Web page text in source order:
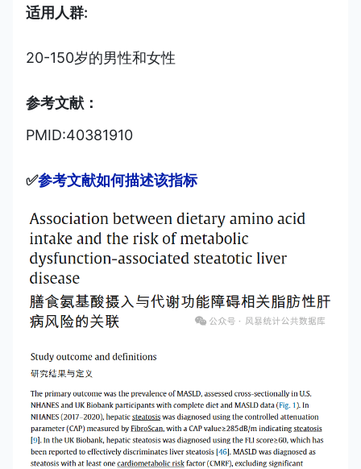
适用人群:
20-150岁的男性和女性
参考文献：
PMID:40381910
✅参考文献如何描述该指标